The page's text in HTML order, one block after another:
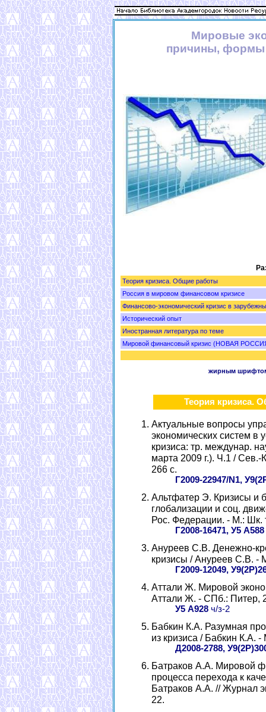
Мировые
причины, формы
Теория кризиса. Общие работы
Россия в мировом финансовом кризисе
Финансово-экономический кризис в
Исторический опыт
Иностранная литература по теме
Мировой финансовый кризис (НОВАЯ
жирным
Теория кризиса.
Актуальные вопросы
экономических систем в
кризиса: тр. междунар.
марта 2009 г.). Ч.1 / Сев.-
266 с.
Г2009-22947/N1,
Альтфатер Э. Кризисы и
глобализации и соц.
Рос. Федерации. - М.: Шк.
Г2008-16471, У5 А588
Ануреев С.В. Денежно-
кризисы / Ануреев С.В. -
Г2009-12049,
Аттали Ж. Мировой
Аттали Ж. - СПб.: Питер,
У5 А928ч/з-2
Бабкин К.А. Разумная
из кризиса / Бабкин К.А.
Д2008-2788,
Батраков А.А. Мировой
процесса перехода к
Батраков А.А. // Журнал
22.